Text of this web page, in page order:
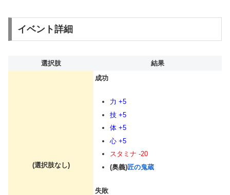
イベント詳細
選択肢 結果
(選択肢なし)
成功
力 +5
技 +5
体 +5
心 +5
スタミナ -20
(奥義)匠の鬼蔵
失敗